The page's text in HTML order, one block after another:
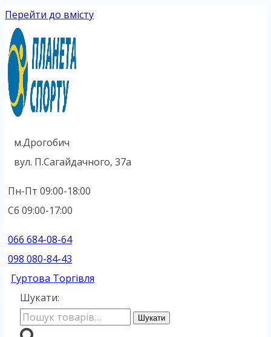
Перейти до вмісту
м.Дрогобич
вул. П.Сагайдачного, 37а
Пн-Пт 09:00-18:00
Сб 09:00-17:00
066 684-08-64
098 080-84-43
Гуртова Торгівля
Шукати:
Шукати